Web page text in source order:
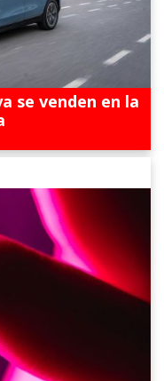
se venden en la